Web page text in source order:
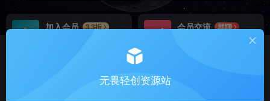
加入会员
3.3折
会员交流
群聊
推广返佣高达70%无畏轻创资源站